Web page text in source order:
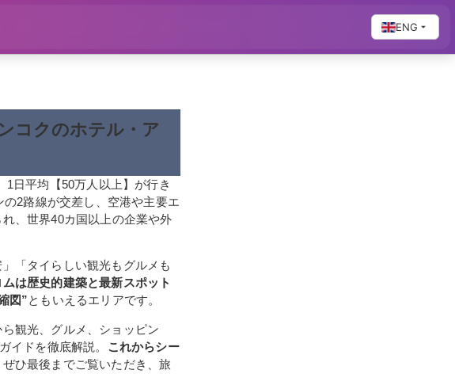
ENG
コクのホテル・ア
日平均【50万人以上】が行き
2路線が交差し、空港や主要エ
、世界40カ国以上の企業や外
「タイらしい観光もグルメも
ムは歴史的建築と最新スポット
図”ともいえるエリアです。
観光、グルメ、ショッピン
イドを徹底解説。 これからシー
ぜひ最後までご覧いただき、旅